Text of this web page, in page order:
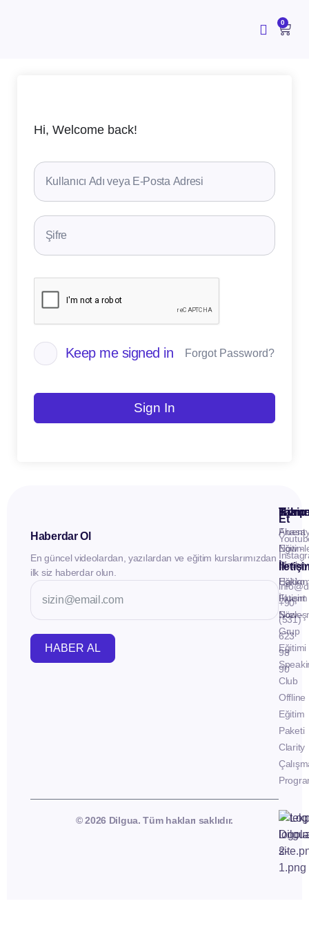
0
Hi, Welcome back!
Keep me signed in Forgot Password?
Sign In
Haberdar Ol
En güncel videolardan, yazılardan ve eğitim kurslarımızdan
ilk siz haberdar olun.
HABER AL
İletişim
Fluent
Now -
Birebir
Eğitim
Fluent
Now -
Grup
Eğitimi
Club
Offline
Eğitim
Paketi
Clarity
Takip
Et
+90
(531)
623
98
90
© 2026 Dilgua. Tüm hakları saklıdır.